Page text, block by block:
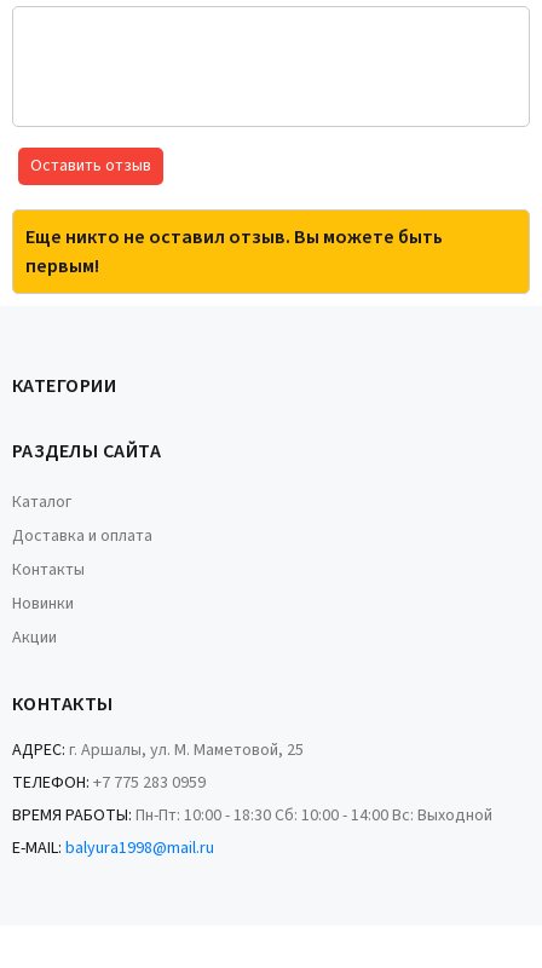
Оставить отзыв
Еще никто не оставил отзыв. Вы можете быть
первым!
КАТЕГОРИИ
РАЗДЕЛЫ САЙТА
Каталог
Доставка и оплата
Контакты
Новинки
Акции
КОНТАКТЫ
АДРЕС: г. Аршалы, ул. М. Маметовой, 25
ТЕЛЕФОН: +7 775 283 0959
ВРЕМЯ РАБОТЫ: Пн-Пт: 10:00 - 18:30 Сб: 10:00 - 14:00 Вс: Выходной
E-MAIL: balyura1998@mail.ru